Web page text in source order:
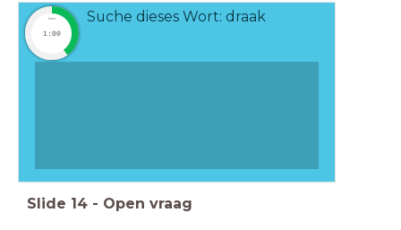
Suche dieses Wort: draak
timer
1:00
Slide 14 - Open vraag